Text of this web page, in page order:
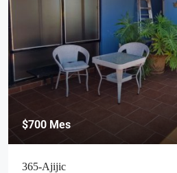
$700 Mes
365-Ajijic